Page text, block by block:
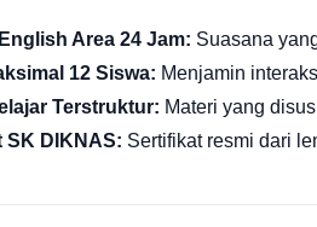
Area 24 Jam: Suasana
12 Siswa: Menjamin
Terstruktur: Materi yang
SK DIKNAS: Sertifikat resmi dari